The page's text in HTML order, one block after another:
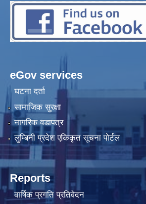
eGov services
घटना दर्ता
सामाजिक सुरक्षा
नागरिक वडापत्र
लुम्बिनी प्रदेश एकिकृत सूचना पोर्टल
Reports
वार्षिक प्रगति प्रतिवेदन